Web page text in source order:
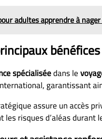
adultes apprendre à
spécialiséedans le
garantissant
assure un accès
risques d’aléas durant